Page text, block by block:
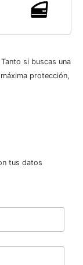
si buscas una
protección,
tus datos